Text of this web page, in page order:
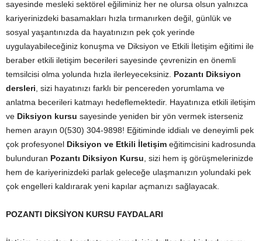
sayesinde mesleki sektörel eğiliminiz her ne olursa olsun yalnızca
kariyerinizdeki basamakları hızla tırmanırken değil, günlük ve
sosyal yaşantınızda da hayatınızın pek çok yerinde
uygulayabileceğiniz konuşma ve Diksiyon ve Etkili İletişim eğitimi ile
beraber etkili iletişim becerileri sayesinde çevrenizin en önemli
temsilcisi olma yolunda hızla ilerleyeceksiniz. Pozantı Diksiyon
dersleri, sizi hayatınızı farklı bir pencereden yorumlama ve
anlatma becerileri katmayı hedeflemektedir. Hayatınıza etkili iletişim
ve Diksiyon kursu sayesinde yeniden bir yön vermek isterseniz
hemen arayın 0(530) 304-9898! Eğitiminde iddialı ve deneyimli pek
çok profesyonel Diksiyon ve Etkili İletişim eğitimcisini kadrosunda
bulunduran Pozantı Diksiyon Kursu, sizi hem iş görüşmelerinizde
hem de kariyerinizdeki parlak geleceğe ulaşmanızın yolundaki pek
çok engelleri kaldırarak yeni kapılar açmanızı sağlayacak.
POZANTI DİKSİYON KURSU FAYDALARI